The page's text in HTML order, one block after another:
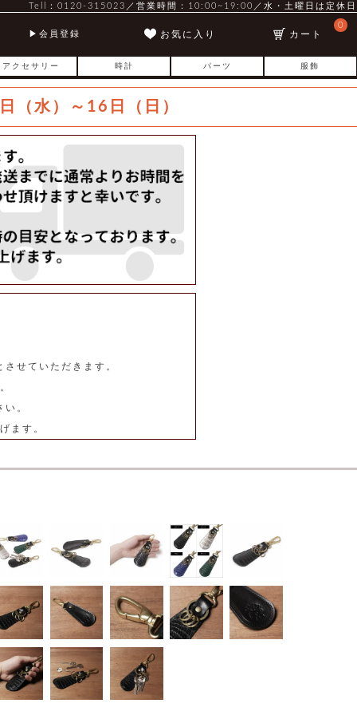
Tell：0120-315023／営業時間：10:00~19:00／水・土曜日は定休日
会員登録 お気に入り
0
カート
アクセサリー 時計 パーツ 服飾
（水）～16日（日）
せていただきます。
。
ます。